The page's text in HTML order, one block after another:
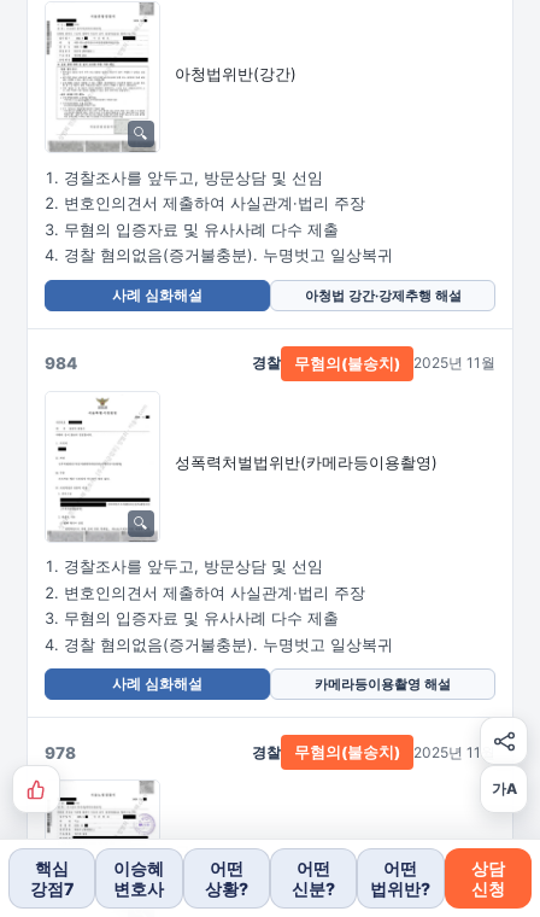
아청법위반(강간)
경찰조사를 앞두고, 방문상담 및 선임
변호인의견서 제출하여 사실관계·법리 주장
무혐의 입증자료 및 유사사례 다수 제출
경찰 혐의없음(증거불충분). 누명벗고 일상복귀
사례 심화해설 아청법 강간·강제추행 해설
984
성폭력처벌법위반(카메라등이용촬영)
경찰 무혐의(불송치) 2025년 11월
경찰조사를 앞두고, 방문상담 및 선임
변호인의견서 제출하여 사실관계·법리 주장
무혐의 입증자료 및 유사사례 다수 제출
경찰 혐의없음(증거불충분). 누명벗고 일상복귀
사례 심화해설 카메라등이용촬영 해설
978
무고
경찰 무혐의(불송치)
2025년 11월
가A
핵심
강점7
이승혜
변호사
어떤
상황?
어떤
신분?
어떤
법위반?
상담
신청